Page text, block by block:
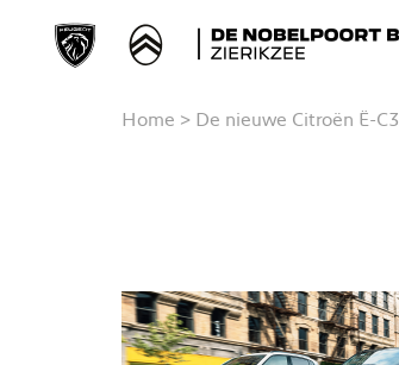
Home > De nieuwe Citroën Ë-C3